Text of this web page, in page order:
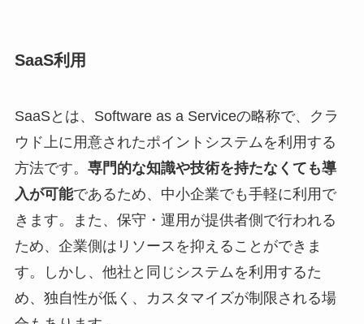
SaaS利用
SaaSとは、Software as a Serviceの略称で、クラ
ウド上に用意されたポイントシステムを利用する
方法です。 専門的な知識や技術を持たなくても導
入が可能であるため、中小企業でも手軽に利用で
きます。また、保守・運用が提供者側で行われる
ため、企業側はリソースを抑えることができま
す。しかし、他社と同じシステムを利用するた
め、独自性が低く、カスタマイズが制限される場